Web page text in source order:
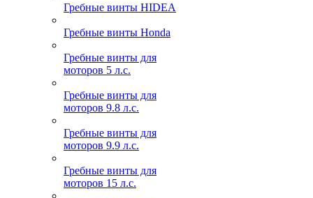
Гребные винты HIDEA
Гребные винты Honda
Гребные винты для
моторов 5 л.с.
Гребные винты для
моторов 9.8 л.с.
Гребные винты для
моторов 9.9 л.с.
Гребные винты для
моторов 15 л.с.